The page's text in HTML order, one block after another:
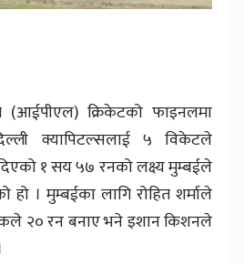
(आईपीएल) क्रिकेटको फाइनलमा
क्यापिटल्सलाई ५ विकेटले
१ सय ५७ रनको लक्ष्य मुम्बईले
हो । मुम्बईका लागि रोहित शर्माले
२० रन बनाए भने इशान किशनले